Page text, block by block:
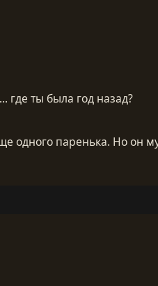
где ты была год назад?
одного паренька. Но он